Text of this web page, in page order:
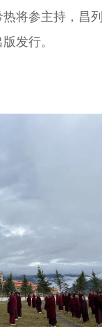
将参主持，昌
发行。